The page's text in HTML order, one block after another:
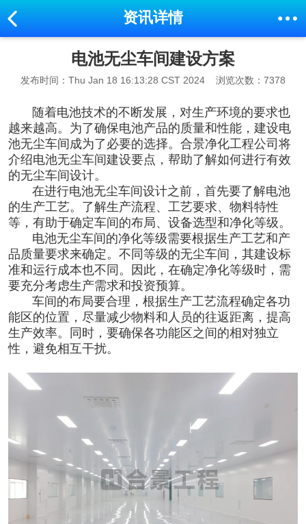
资讯详情
电池无尘车间建设方案
发布时间：Thu Jan 18 16:13:28 CST 2024 浏览次数：7378
随着电池技术的不断发展，对生产环境的要求也
越来越高。为了确保电池产品的质量和性能，建设电
池无尘车间成为了必要的选择。合景净化工程公司将
介绍电池无尘车间建设要点，帮助了解如何进行有效
的无尘车间设计。
在进行电池无尘车间设计之前，首先要了解电池
的生产工艺。了解生产流程、工艺要求、物料特性
等，有助于确定车间的布局、设备选型和净化等级。
电池无尘车间的净化等级需要根据生产工艺和产
品质量要求来确定。不同等级的无尘车间，其建设标
准和运行成本也不同。因此，在确定净化等级时，需
要充分考虑生产需求和投资预算。
车间的布局要合理，根据生产工艺流程确定各功
能区的位置，尽量减少物料和人员的往返距离，提高
生产效率。同时，要确保各功能区之间的相对独立
性，避免相互干扰。